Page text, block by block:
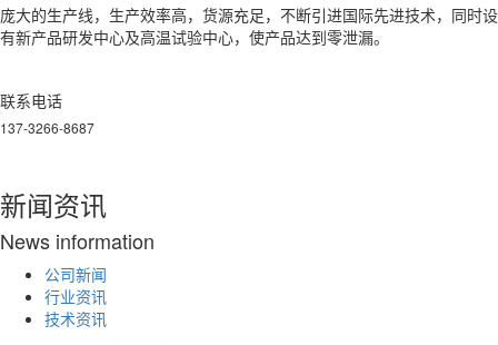
庞大的生产线，生产效率高，货源充足，不断引进国际先进技术，同时设
有新产品研发中心及高温试验中心，使产品达到零泄漏。
联系电话
137-3266-8687
新闻资讯
News information
公司新闻
行业资讯
技术资讯